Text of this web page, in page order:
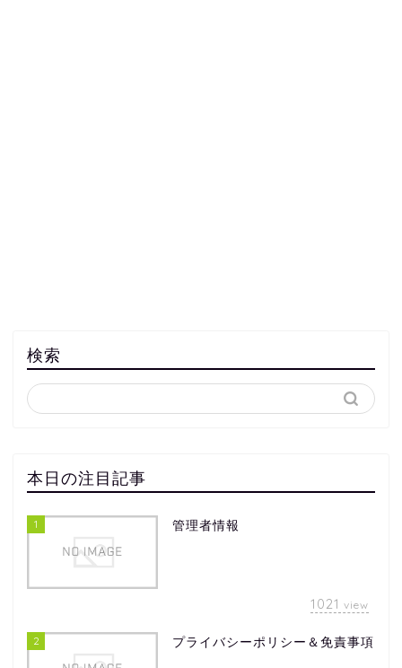
検索
本日の注目記事
1 管理者情報
1021 view
2 プライバシーポリシー＆免責事項